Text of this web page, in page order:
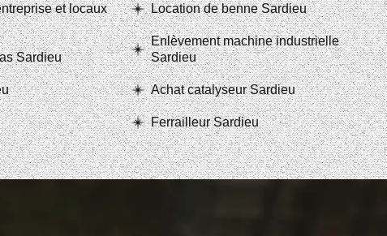
et locaux
Sardieu
Location de benne Sardieu
Enlèvement machine industrielle
Sardieu
Achat catalyseur Sardieu
Ferrailleur Sardieu